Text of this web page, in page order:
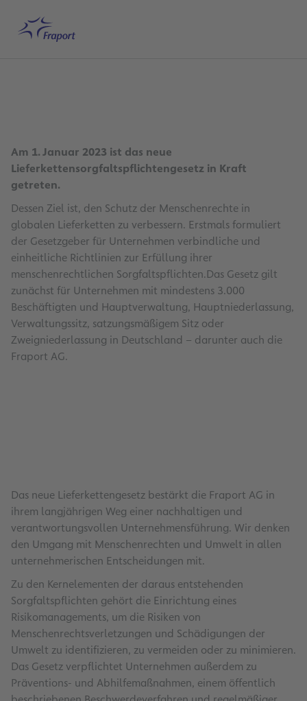
Startseite
Am 1. Januar 2023 ist das neue
Lieferkettensorgfaltspflichtengesetz in Kraft
getreten.
Dessen Ziel ist, den Schutz der Menschenrechte in
globalen Lieferketten zu verbessern. Erstmals formuliert
der Gesetzgeber für Unternehmen verbindliche und
einheitliche Richtlinien zur Erfüllung ihrer
menschenrechtlichen Sorgfaltspflichten.Das Gesetz gilt
zunächst für Unternehmen mit mindestens 3.000
Beschäftigten und Hauptverwaltung, Hauptniederlassung,
Verwaltungssitz, satzungsmäßigem Sitz oder
Zweigniederlassung in Deutschland – darunter auch die
Fraport AG.
Das neue Lieferkettengesetz bestärkt die Fraport AG in
ihrem langjährigen Weg einer nachhaltigen und
verantwortungsvollen Unternehmensführung. Wir denken
den Umgang mit Menschenrechten und Umwelt in allen
unternehmerischen Entscheidungen mit.
Zu den Kernelementen der daraus entstehenden
Sorgfaltspflichten gehört die Einrichtung eines
Risikomanagements, um die Risiken von
Menschenrechtsverletzungen und Schädigungen der
Umwelt zu identifizieren, zu vermeiden oder zu minimieren.
Das Gesetz verpflichtet Unternehmen außerdem zu
Präventions- und Abhilfemaßnahmen, einem öffentlich